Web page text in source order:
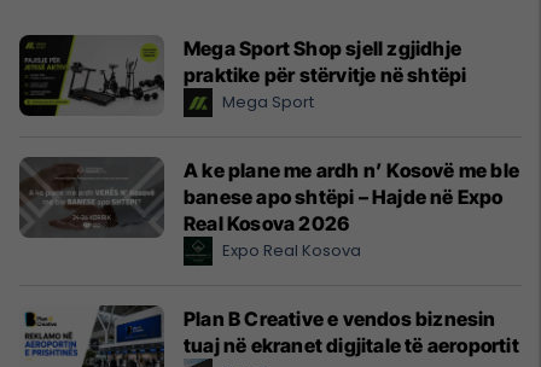
Mega Sport Shop sjell zgjidhje
praktike për stërvitje në shtëpi
Mega Sport
A ke plane me ardh n’ Kosovë me ble
banese apo shtëpi – Hajde në Expo
Real Kosova 2026
Expo Real Kosova
Plan B Creative e vendos biznesin
tuaj në ekranet digjitale të aeroportit